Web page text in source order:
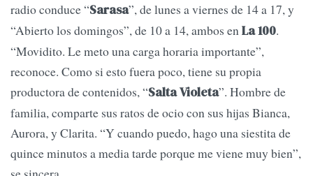
radio conduce “Sarasa”, de lunes a viernes de 14 a 17, y
“Abierto los domingos”, de 10 a 14, ambos enLa 100.
“Movidito. Le meto una carga horaria importante”,
reconoce. Como si esto fuera poco, tiene su propia
productora de contenidos, “Salta Violeta”. Hombre de
familia, comparte sus ratos de ocio con sus hijas Bianca,
Aurora, y Clarita. “Y cuando puedo, hago una siestita de
quince minutos a media tarde porque me viene muy bien”,